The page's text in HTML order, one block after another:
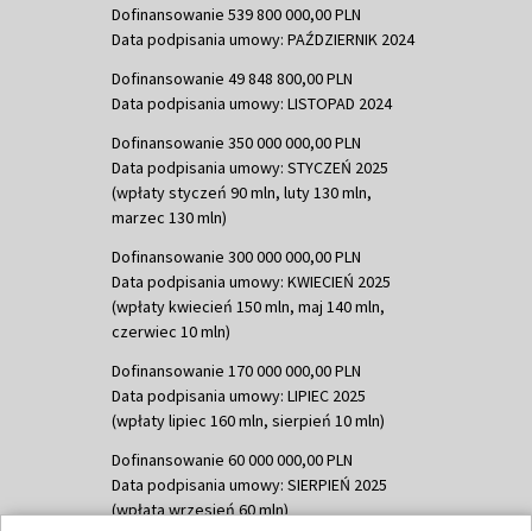
Dofinansowanie 539 800 000,00 PLN
Data podpisania umowy: PAŹDZIERNIK 2024
Dofinansowanie 49 848 800,00 PLN
Data podpisania umowy: LISTOPAD 2024
Dofinansowanie 350 000 000,00 PLN
Data podpisania umowy: STYCZEŃ 2025
(wpłaty styczeń 90 mln, luty 130 mln,
marzec 130 mln)
Dofinansowanie 300 000 000,00 PLN
Data podpisania umowy: KWIECIEŃ 2025
(wpłaty kwiecień 150 mln, maj 140 mln,
czerwiec 10 mln)
Dofinansowanie 170 000 000,00 PLN
Data podpisania umowy: LIPIEC 2025
(wpłaty lipiec 160 mln, sierpień 10 mln)
Dofinansowanie 60 000 000,00 PLN
Data podpisania umowy: SIERPIEŃ 2025
(wpłata wrzesień 60 mln)